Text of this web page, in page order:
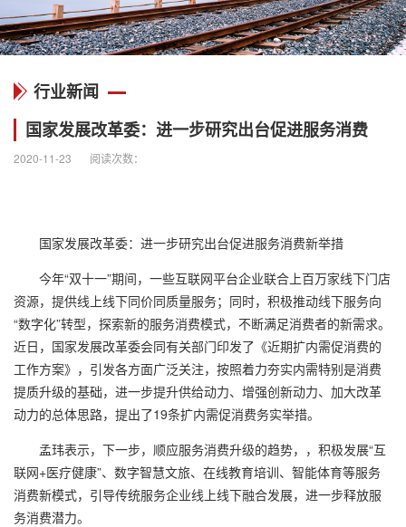
行业新闻
国家发展改革委：进一步研究出台促进服务消费
2020-11-23 阅读次数：
国家发展改革委：进一步研究出台促进服务消费新举措
今年“双十一”期间，一些互联网平台企业联合上百万家线下门店
资源，提供线上线下同价同质量服务；同时，积极推动线下服务向
“数字化”转型，探索新的服务消费模式，不断满足消费者的新需求。
近日，国家发展改革委会同有关部门印发了《近期扩内需促消费的
工作方案》，引发各方面广泛关注，按照着力夯实内需特别是消费
提质升级的基础，进一步提升供给动力、增强创新动力、加大改革
动力的总体思路，提出了19条扩内需促消费务实举措。
孟玮表示，下一步，顺应服务消费升级的趋势，，积极发展“互
联网+医疗健康”、数字智慧文旅、在线教育培训、智能体育等服务
消费新模式，引导传统服务企业线上线下融合发展，进一步释放服
务消费潜力。